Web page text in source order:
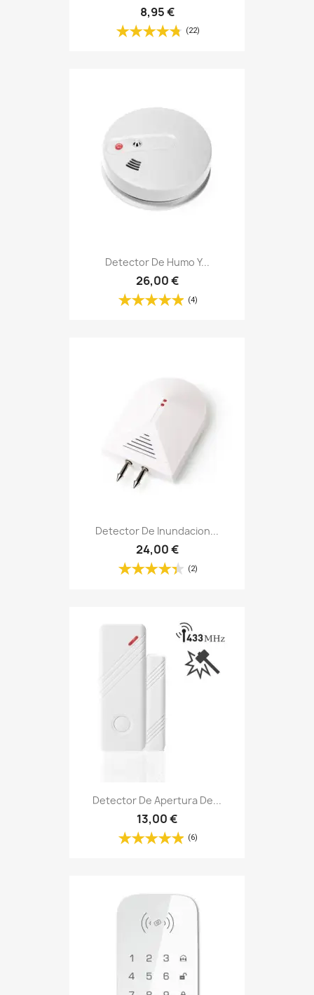
8,95 €
(22)
Detector De Humo Y...
26,00 €
(4)
Detector De Inundacion...
24,00 €
(2)
Detector De Apertura De...
13,00 €
(6)